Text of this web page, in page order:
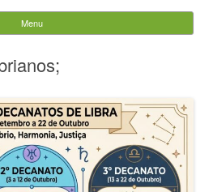
por:
Menu